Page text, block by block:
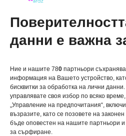
данни е важна
Ние и нашите 780 партньори
информация на Вашето устройство,
бисквитки за обработка на лични
управлявате своя избор по всяко
„Управление на предпочитания“,
възразите, като се позовете на
бъде оповестен на нашите партньори
за сърфиране.
关于我